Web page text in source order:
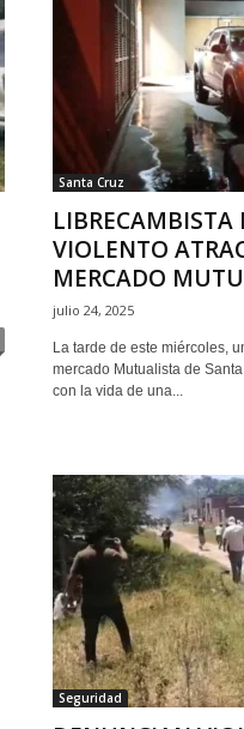
Santa Cruz
LIBRECAMBISTA
VIOLENTO
MERCADO
julio 24, 2025
La tarde de este miércoles,
mercado Mutualista de
con la vida de una...
Seguridad